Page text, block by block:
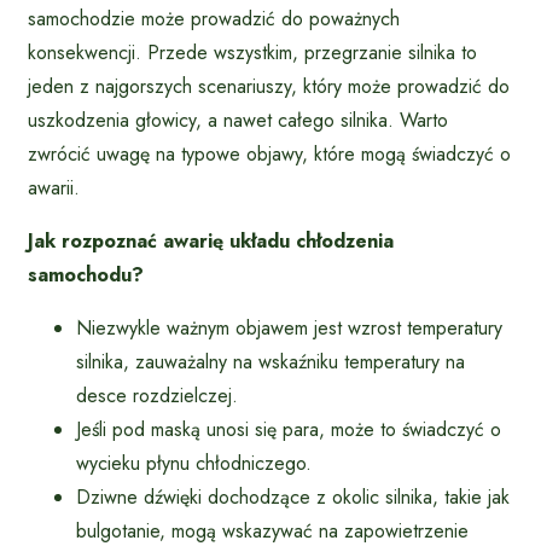
samochodzie może prowadzić do poważnych
konsekwencji. Przede wszystkim, przegrzanie silnika to
jeden z najgorszych scenariuszy, który może prowadzić do
uszkodzenia głowicy, a nawet całego silnika. Warto
zwrócić uwagę na typowe objawy, które mogą świadczyć o
awarii.
Jak rozpoznać awarię układu chłodzenia
samochodu?
Niezwykle ważnym objawem jest wzrost temperatury
silnika, zauważalny na wskaźniku temperatury na
desce rozdzielczej.
Jeśli pod maską unosi się para, może to świadczyć o
wycieku płynu chłodniczego.
Dziwne dźwięki dochodzące z okolic silnika, takie jak
bulgotanie, mogą wskazywać na zapowietrzenie